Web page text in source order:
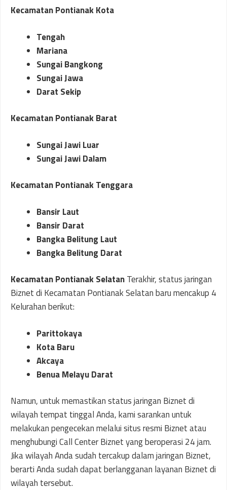
Kecamatan Pontianak Kota
Tengah
Mariana
Sungai Bangkong
Sungai Jawa
Darat Sekip
Kecamatan Pontianak Barat
Sungai Jawi Luar
Sungai Jawi Dalam
Kecamatan Pontianak Tenggara
Bansir Laut
Bansir Darat
Bangka Belitung Laut
Bangka Belitung Darat
Kecamatan Pontianak SelatanTerakhir, status jaringan
Biznet di Kecamatan Pontianak Selatan baru mencakup 4
Kelurahan berikut:
Parittokaya
Kota Baru
Akcaya
Benua Melayu Darat
Namun, untuk memastikan status jaringan Biznet di
wilayah tempat tinggal Anda, kami sarankan untuk
melakukan pengecekan melalui situs resmi Biznet atau
menghubungi Call Center Biznet yang beroperasi 24 jam.
Jika wilayah Anda sudah tercakup dalam jaringan Biznet,
berarti Anda sudah dapat berlangganan layanan Biznet di
wilayah tersebut.